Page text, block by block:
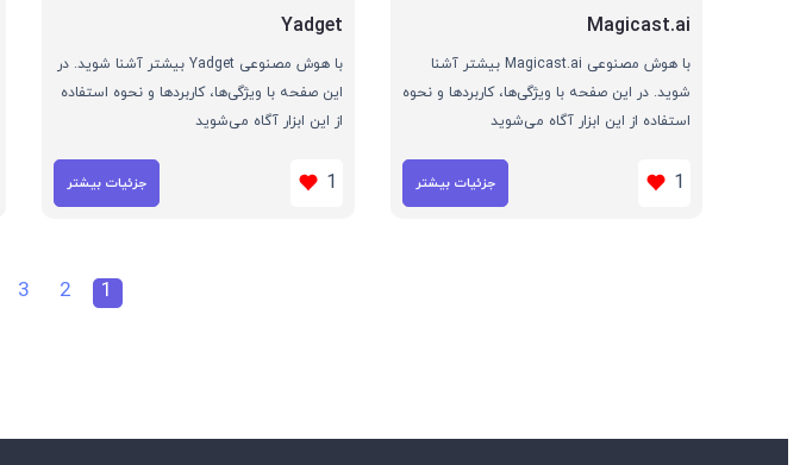
Magicast.ai
با هوش مصنوعی Magicast.ai بیشتر آشنا
شوید. در این صفحه با ویژگی‌ها، کاربردها و نحوه
استفاده از این ابزار آگاه می‌شوید
1 جزئیات بیشتر
Yadget
با هوش مصنوعی Yadget بیشتر آشنا شوید. در
این صفحه با ویژگی‌ها، کاربردها و نحوه استفاده
از این ابزار آگاه می‌شوید
1 جزئیات بیشتر
1
2
3